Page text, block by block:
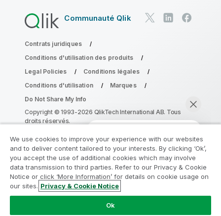
Discuter maintenant
Communauté Qlik
Contrats juridiques
Conditions d'utilisation des produits
Legal Policies
Conditions légales
Conditions d'utilisation
Marques
Do Not Share My Info
Copyright © 1993-2026 QlikTech International AB. Tous
droits réservés.
Rejoignez le Programme de
modernisation analytique
Modernisez votre système sans compromettre vos
We use cookies to improve your experience with our websites
and to deliver content tailored to your interests. By clicking ‘Ok’,
you accept the use of additional cookies which may involve
data transmission to third parties. Refer to our Privacy & Cookie
Notice or click ‘More Information’ for details on cookie usage on
our sites. Privacy & Cookie Notice
Ok